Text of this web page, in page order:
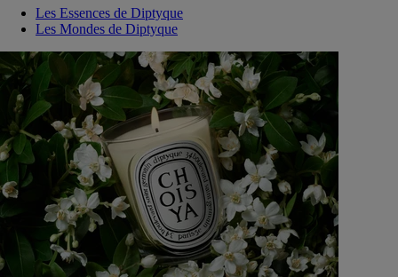
Les Essences de Diptyque
Les Mondes de Diptyque